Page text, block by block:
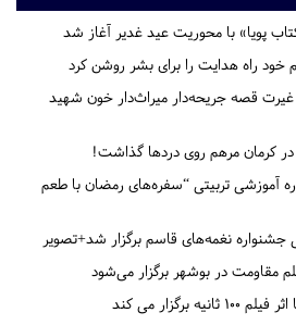
پویا» با محوریت عید غدیر آغاز شد
خود راه هدایت را برای بشر روشن کرد
قصه جریحه‌دار میراث‌دار خون شهید
کرمان مرهم روی دردها گذاشت!
آموزشی تربیتی “سفره‌های رمضان با طعم
جشنواره نغمه‌های قاسم برگزار شد+تصویر
مقاومت در بوشهر برگزار می‌شود
برگزار می کند